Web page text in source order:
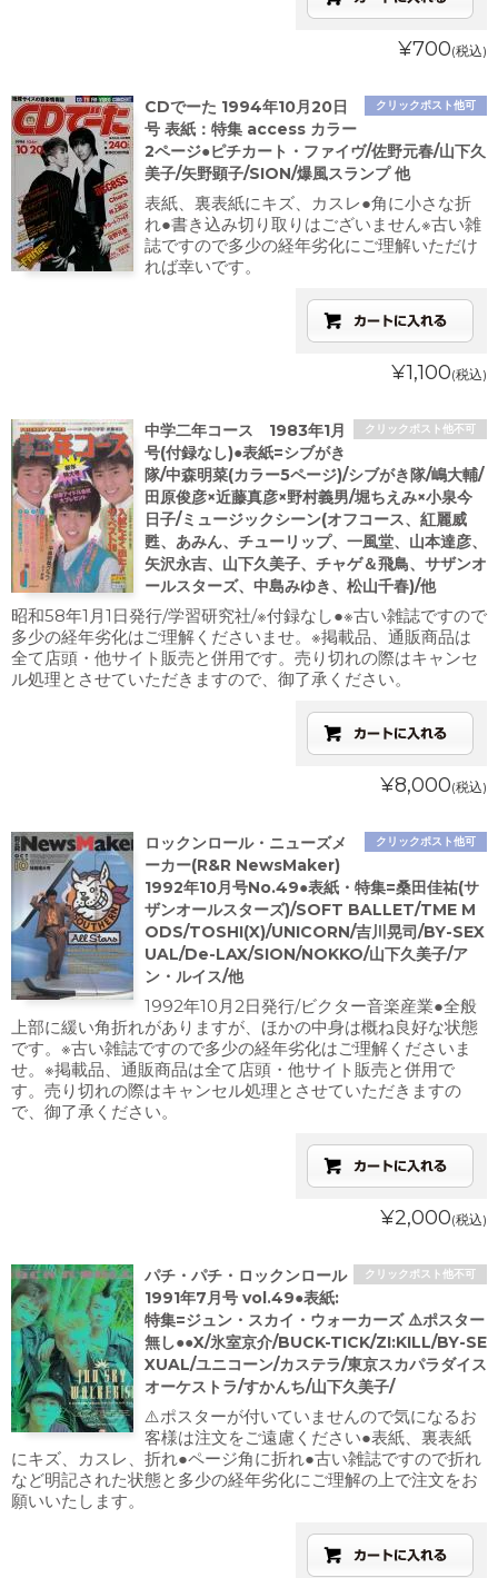
¥700(税込)
クリックポスト他可
CDでーた 1994年10月20日
号 表紙：特集 access カラー
2ページ●ピチカート・ファイヴ/佐野元春/山下久
美子/矢野顕子/SION/爆風スランプ 他
表紙、裏表紙にキズ、カスレ●角に小さな折
れ●書き込み切り取りはございません※古い雑
誌ですので多少の経年劣化にご理解いただけ
れば幸いです。
¥1,100(税込)
クリックポスト他不可
中学二年コース 1983年1月
号(付録なし)●表紙=シブがき
隊/中森明菜(カラー5ページ)/シブがき隊/嶋大輔/
田原俊彦×近藤真彦×野村義男/堀ちえみ×小泉今
日子/ミュージックシーン(オフコース、紅麗威
甦、あみん、チューリップ、一風堂、山本達彦、
矢沢永吉、山下久美子、チャゲ＆飛鳥、サザンオ
ールスターズ、中島みゆき、松山千春)/他
昭和58年1月1日発行/学習研究社/※付録なし●※古い雑誌ですので
多少の経年劣化はご理解くださいませ。※掲載品、通販商品は
全て店頭・他サイト販売と併用です。売り切れの際はキャンセ
ル処理とさせていただきますので、御了承ください。
¥8,000(税込)
クリックポスト他可
ロックンロール・ニューズメ
ーカー(R&R NewsMaker)
1992年10月号No.49●表紙・特集=桑田佳祐(サ
ザンオールスターズ)/SOFT BALLET/TME M
ODS/TOSHI(X)/UNICORN/吉川晃司/BY-SEX
UAL/De-LAX/SION/NOKKO/山下久美子/ア
ン・ルイス/他
1992年10月2日発行/ビクター音楽産業●全般
上部に緩い角折れがありますが、ほかの中身は概ね良好な状態
です。※古い雑誌ですので多少の経年劣化はご理解くださいま
せ。※掲載品、通販商品は全て店頭・他サイト販売と併用で
す。売り切れの際はキャンセル処理とさせていただきますの
で、御了承ください。
¥2,000(税込)
クリックポスト他不可
パチ・パチ・ロックンロール
1991年7月号 vol.49●表紙:
特集=ジュン・スカイ・ウォーカーズ ⚠️ポスター
無し●●X/氷室京介/BUCK-TICK/ZI:KILL/BY-SE
XUAL/ユニコーン/カステラ/東京スカパラダイス
オーケストラ/すかんち/山下久美子/
⚠️ポスターが付いていませんので気になるお
客様は注文をご遠慮ください●表紙、裏表紙
にキズ、カスレ、折れ●ページ角に折れ●古い雑誌ですので折れ
など明記された状態と多少の経年劣化にご理解の上で注文をお
願いいたします。